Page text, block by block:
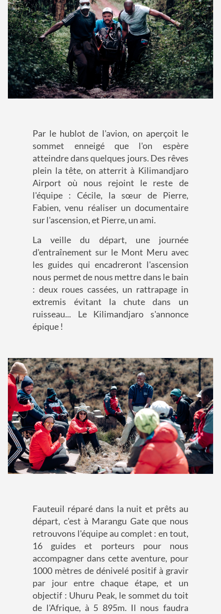
Par le hublot de l'avion, on aperçoit le
sommet enneigé que l'on espère
atteindre dans quelques jours. Des rêves
plein la tête, on atterrit à Kilimandjaro
Airport où nous rejoint le reste de
l'équipe : Cécile, la sœur de Pierre,
Fabien, venu réaliser un documentaire
sur l'ascension, et Pierre, un ami.
La veille du départ, une journée
d'entraînement sur le Mont Meru avec
les guides qui encadreront l'ascension
nous permet de nous mettre dans le bain
: deux roues cassées, un rattrapage in
extremis évitant la chute dans un
ruisseau... Le Kilimandjaro s'annonce
épique !
Fauteuil réparé dans la nuit et prêts au
départ, c'est à Marangu Gate que nous
retrouvons l'équipe au complet : en tout,
16 guides et porteurs pour nous
accompagner dans cette aventure, pour
1000 mètres de dénivelé positif à gravir
par jour entre chaque étape, et un
objectif : Uhuru Peak, le sommet du toit
de l'Afrique, à 5 895m. Il nous faudra